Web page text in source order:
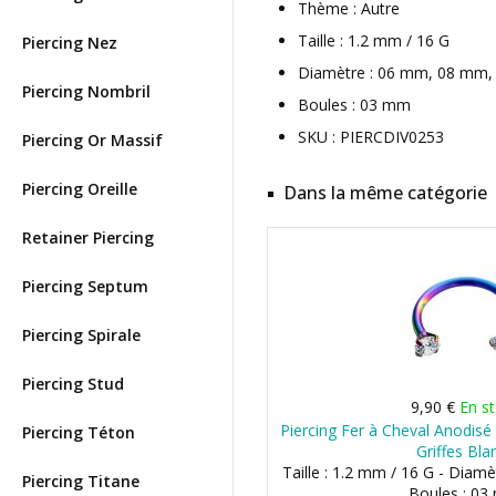
Piercing Nez
Piercing Nombril
Piercing Or Massif
Piercing Oreille
Retainer Piercing
Piercing Septum
Piercing Spirale
Piercing Stud
Piercing Téton
Piercing Titane
Thème : Autre
Taille : 1.2 mm / 16 G
Diamètre : 06 mm, 08
Boules : 03 mm
SKU : PIERCDIV0253
Dans la même
9,90 € En
Piercing Fer à Cheval
Griffes
Taille : 1.2 mm / 16 G -